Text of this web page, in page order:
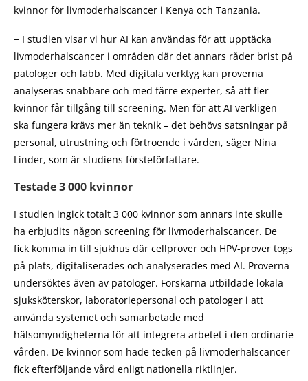
kvinnor för livmoderhalscancer i Kenya och Tanzania.
− I studien visar vi hur AI kan användas för att upptäcka
livmoderhalscancer i områden där det annars råder brist på
patologer och labb. Med digitala verktyg kan proverna
analyseras snabbare och med färre experter, så att fler
kvinnor får tillgång till screening. Men för att AI verkligen
ska fungera krävs mer än teknik – det behövs satsningar på
personal, utrustning och förtroende i vården, säger Nina
Linder, som är studiens försteförfattare.
Testade 3 000 kvinnor
I studien ingick totalt 3 000 kvinnor som annars inte skulle
ha erbjudits någon screening för livmoderhalscancer. De
fick komma in till sjukhus där cellprover och HPV-prover togs
på plats, digitaliserades och analyserades med AI. Proverna
undersöktes även av patologer. Forskarna utbildade lokala
sjuksköterskor, laboratoriepersonal och patologer i att
använda systemet och samarbetade med
hälsomyndigheterna för att integrera arbetet i den ordinarie
vården. De kvinnor som hade tecken på livmoderhalscancer
fick efterföljande vård enligt nationella riktlinjer.